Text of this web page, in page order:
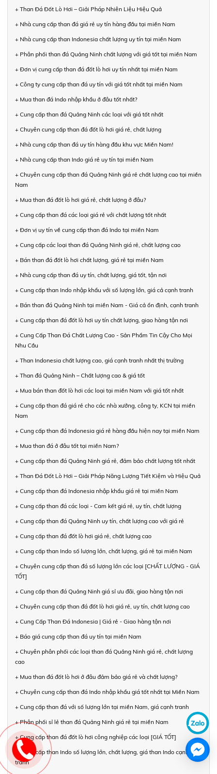
+ Than Đá Đốt Lò Hơi – Giải Pháp Nhiên Liệu Hiệu Quả
+ Nhà cung cấp than đá giá rẻ uy tín hàng đầu tại miền Nam
+ Nhà cung cấp than Indonesia chất lượng uy tín tại miền Nam
+ Phân phối than đá Quảng Ninh chất lượng với giá tốt tại miền Nam
+ Đơn vị cung cấp than đá đốt lò hơi uy tín nhất tại miền Nam
+ Công ty cung cấp than đá uy tín với giá tốt nhất tại miền Nam
+ Mua than đá Indo nhập khẩu ở đâu tốt nhất?
+ Cung cấp than đá Quảng Ninh các loại với giá tốt nhất
+ Chuyên cung cấp than đá đốt lò hơi giá rẻ, chất lượng
+ Nhà cung cấp than đá uy tín hàng đầu khu vực Miền Nam!
+ Nhà cung cấp than Indo giá rẻ uy tín tại miền Nam
+ Chuyên cung cấp than đá Quảng Ninh giá rẻ chất lượng cao tại miền
Nam
+ Mua than đá đốt lò hơi giá rẻ, chất lượng ở đâu?
+ Cung cấp than đá các loại giá rẻ với chất lượng tốt nhất
+ Đơn vị uy tín về cung cấp than đá Indo tại miền Nam
+ Cung cấp các loại than đá Quảng Ninh giá rẻ, chất lượng cao
+ Bán than đá đốt lò hơi chất lượng, giá rẻ tại miền Nam
+ Nhà cung cấp than đá uy tín, chất lượng, giá tốt, tận nơi
+ Cung cấp than Indo nhập khẩu với số lượng lớn, giá cả cạnh tranh
+ Bán than đá Quảng Ninh tại miền Nam - Giá cả ổn định, cạnh tranh
+ Cung cấp than đá đốt lò hơi uy tín chất lượng, giao hàng tận nơi
+ Cung Cấp Than Đá Chất Lượng Cao - Sản Phẩm Tin Cậy Cho Mọi
Nhu Cầu
+ Than Indonesia chất lượng cao, giá cạnh tranh nhất thị trường
+ Than đá Quảng Ninh – Chất lượng cao & giá tốt
+ Mua bán than đốt lò hơi các loại tại miền Nam với giá tốt nhất
+ Cung cấp than đá giá rẻ cho các nhà xưởng, công ty, KCN tại miền
Nam
+ Cung cấp than đá Indonesia giá rẻ hàng đầu hiện nay tại miền Nam
+ Mua than đá ở đâu tốt tại miền Nam?
+ Cung cấp than đá Quảng Ninh giá rẻ, đảm bảo chất lượng tốt nhất
+ Than Đá Đốt Lò Hơi – Giải Pháp Năng Lượng Tiết Kiệm và Hiệu Quả
+ Cung cấp than đá Indonesia nhập khẩu giá rẻ tại miền Nam
+ Cung cấp than đá các loại - Cam kết giá rẻ, uy tín, chất lượng
+ Cung cấp than đá Quảng Ninh uy tín, chất lượng cao với giá rẻ
+ Cung cấp than đá đốt lò hơi giá rẻ, chất lượng cao
+ Cung cấp than Indo số lượng lớn, chất lượng, giá rẻ tại miền Nam
+ Chuyên cung cấp than đá số lượng lớn các loại [CHẤT LƯỢNG - GIÁ
TỐT]
+ Cung cấp than đá Quảng Ninh giá sỉ ưu đãi, giao hàng tận nơi
+ Chuyên cung cấp than đá đốt lò hơi giá rẻ, uy tín, chất lượng cao
+ Cung Cấp Than Đá Indonesia | Giá rẻ - Giao hàng tận nơi
+ Báo giá cung cấp than đá uy tín tại miền Nam
+ Chuyên phân phối các loại than đá Quảng Ninh giá rẻ, chất lượng
cao
+ Mua than đá đốt lò hơi ở đâu đảm bảo giá rẻ và chất lượng?
+ Chuyên cung cấp than đá Indo nhập khẩu giá tốt nhất tại Miền Nam
+ Cung cấp than đá với số lượng lớn tại miền Nam, giá cạnh tranh
+ Phân phối sỉ lẻ than đá Quảng Ninh giá rẻ tại miền Nam
+ Cung cấp than đá đốt lò hơi công nghiệp các loại [GIÁ TỐT]
+ Cung cấp than Indo số lượng lớn, chất lượng, giá than Indo cạnh
tranh